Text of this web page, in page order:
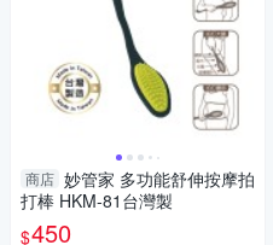
商店 妙管家 多功能舒伸按摩拍
打棒 HKM-81台灣製
$450